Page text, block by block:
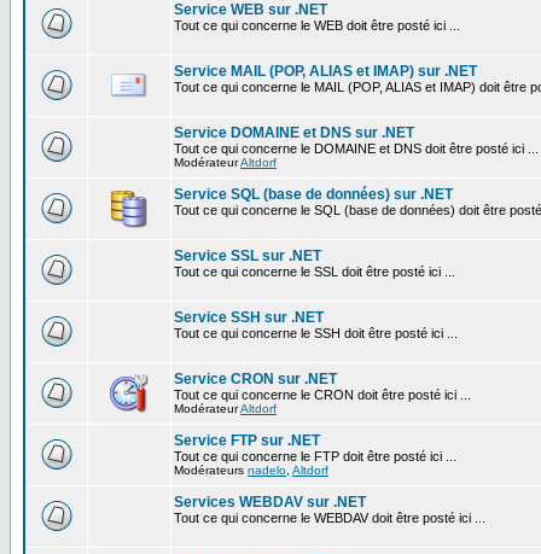
Service WEB sur .NET
Tout ce qui concerne le WEB doit être posté ici ...
Service MAIL (POP, ALIAS et IMAP) sur .NET
Tout ce qui concerne le MAIL (POP, ALIAS et IMAP) doit être
Service DOMAINE et DNS sur .NET
Tout ce qui concerne le DOMAINE et DNS doit être posté ici ...
ModérateurAltdorf
Service SQL (base de données) sur .NET
Tout ce qui concerne le SQL (base de données) doit être
Service SSL sur .NET
Tout ce qui concerne le SSL doit être posté ici ...
Service SSH sur .NET
Tout ce qui concerne le SSH doit être posté ici ...
Service CRON sur .NET
Tout ce qui concerne le CRON doit être posté ici ...
ModérateurAltdorf
Service FTP sur .NET
Tout ce qui concerne le FTP doit être posté ici ...
Modérateurs nadelo Altdorf
Services WEBDAV sur .NET
Tout ce qui concerne le WEBDAV doit être posté ici ...